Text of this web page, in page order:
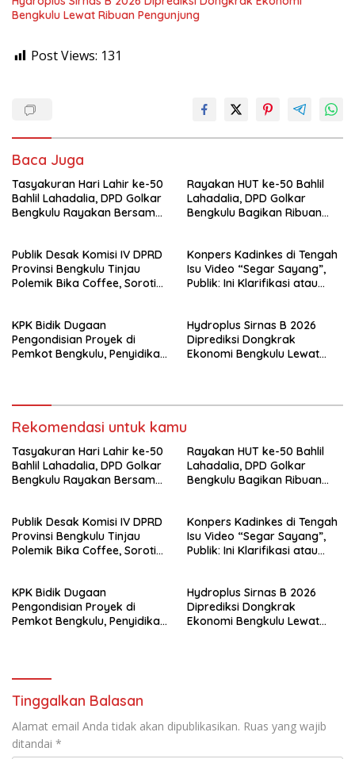
Bengkulu Lewat Ribuan Pengunjung
Post Views: 131
Baca Juga
Tasyakuran Hari Lahir ke-50
Bahlil Lahadalia, DPD Golkar
Bengkulu Rayakan Bersama
Rayakan HUT ke-50 Bahlil
Lahadalia, DPD Golkar
Bengkulu Bagikan Ribuan
Publik Desak Komisi IV DPRD
Provinsi Bengkulu Tinjau
Polemik Bika Coffee, Soroti
Konpers Kadinkes di Tengah
Isu Video “Segar Sayang”,
Publik: Ini Klarifikasi atau
KPK Bidik Dugaan
Pengondisian Proyek di
Pemkot Bengkulu, Penyidikan
Hydroplus Sirnas B 2026
Diprediksi Dongkrak
Ekonomi Bengkulu Lewat
Rekomendasi untuk kamu
Tasyakuran Hari Lahir ke-50
Bahlil Lahadalia, DPD Golkar
Bengkulu Rayakan Bersama
Rayakan HUT ke-50 Bahlil
Lahadalia, DPD Golkar
Bengkulu Bagikan Ribuan
Publik Desak Komisi IV DPRD
Provinsi Bengkulu Tinjau
Polemik Bika Coffee, Soroti
Konpers Kadinkes di Tengah
Isu Video “Segar Sayang”,
Publik: Ini Klarifikasi atau
KPK Bidik Dugaan
Pengondisian Proyek di
Pemkot Bengkulu, Penyidikan
Hydroplus Sirnas B 2026
Diprediksi Dongkrak
Ekonomi Bengkulu Lewat
Tinggalkan Balasan
Alamat email Anda tidak akan dipublikasikan. Ruas yang wajib
ditandai *